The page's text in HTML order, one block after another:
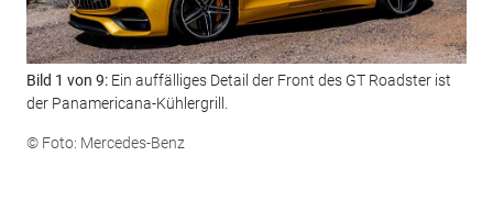
Bild 1 von 9: Ein auffälliges Detail der Front des GT Roadster ist
der Panamericana-Kühlergrill.
© Foto: Mercedes-Benz